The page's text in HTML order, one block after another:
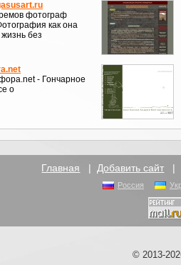
фотограф
как она
без
- Гончарное
о
Главная | Добавить сайт |
Россия
© 2013-